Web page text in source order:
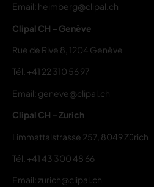
Email: heimberg@clipal.ch
Clipal CH – Genève
Rue de Rive 8, 1204 Genève
Tél. +41 22 310 56 97
Email: geneve@clipal.ch
Clipal CH – Zurich
Limmattalstrasse 257, 8049 Zürich
Tél. +41 43 300 48 66
Email: zurich@clipal.ch